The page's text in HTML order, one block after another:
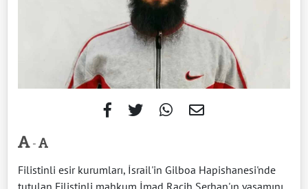
-
Filistinli esir kurumları, İsrail'in Gilboa Hapishanesi'nde